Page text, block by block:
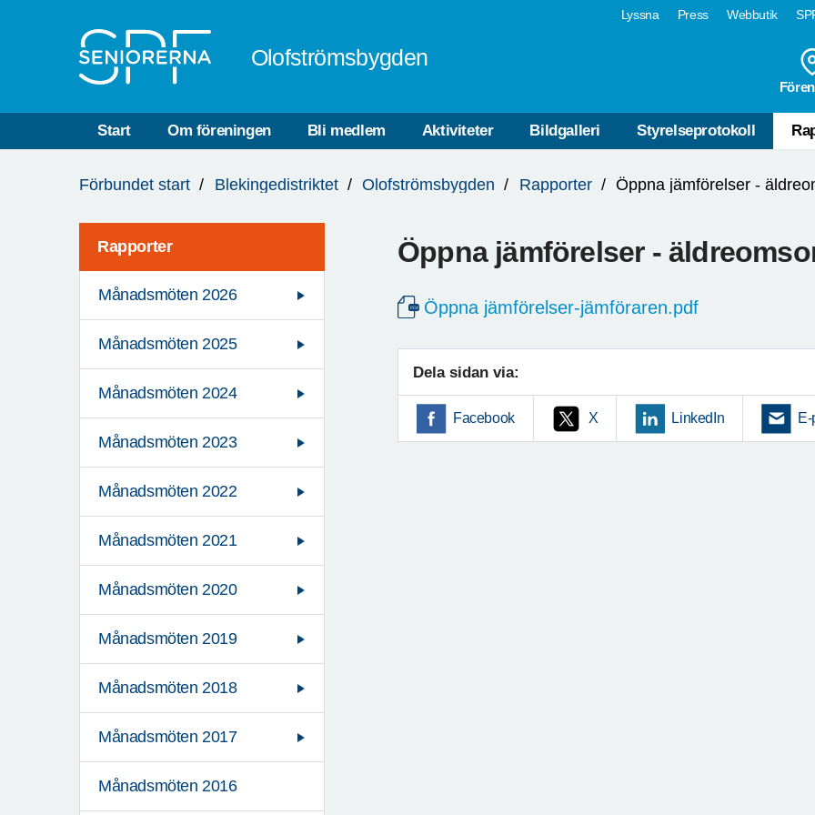
Lyssna Press Webbutik
Olofströmsbygden
Start Om föreningen Bli medlem Aktiviteter Bildgalleri Styrelseprotokoll
är
Förbundet start Blekingedistriktet Olofströmsbygden Rapporter Öppna jämförelser -
Rapporter
Månadsmöten 2026
Månadsmöten 2025
Månadsmöten 2024
Månadsmöten 2023
Månadsmöten 2022
Månadsmöten 2021
Månadsmöten 2020
Månadsmöten 2019
Månadsmöten 2018
Månadsmöten 2017
Månadsmöten 2016
Öppna jämförelser -
Öppna jämförelser-jämföraren.pdf
Dela sidan via:
Facebook X LinkedIn